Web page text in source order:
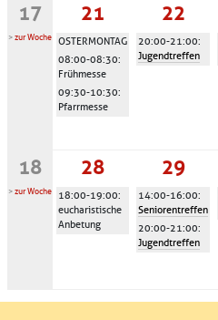
17
>zur Woche
21
OSTERMONTAG
08:00-08:30:
Frühmesse
09:30-10:30:
Pfarrmesse
22
20:00-21:00:
Jugendtreffen
18
>zur Woche
28
18:00-19:00:
eucharistische
Anbetung
29
14:00-16:00:
Seniorentreffen
20:00-21:00:
Jugendtreffen